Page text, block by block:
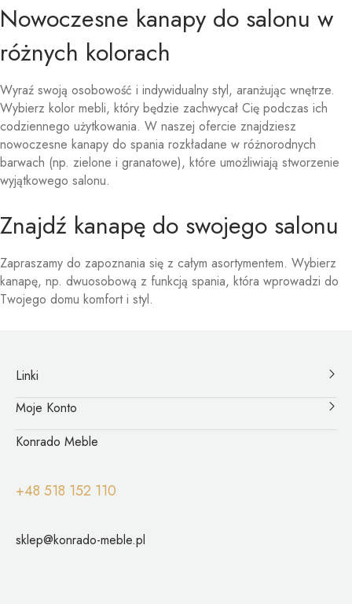
Nowoczesne kanapy do salonu w
różnych kolorach
Wyraź swoją osobowość i indywidualny styl, aranżując wnętrze.
Wybierz kolor mebli, który będzie zachwycał Cię podczas ich
codziennego użytkowania. W naszej ofercie znajdziesz
nowoczesne kanapy do spania rozkładane w różnorodnych
barwach (np. zielone i granatowe), które umożliwiają stworzenie
wyjątkowego salonu.
Znajdź kanapę do swojego salonu
Zapraszamy do zapoznania się z całym asortymentem. Wybierz
kanapę, np. dwuosobową z funkcją spania, która wprowadzi do
Twojego domu komfort i styl.
Linki
Moje Konto
Konrado Meble
+48 518 152 110
sklep@konrado-meble.pl